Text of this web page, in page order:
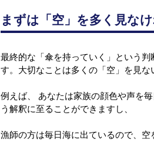
まずは「空」を多く見な
最終的な「傘を持っていく」という
す。 大切なことは多くの「空」を見な
例えば、 あなたは家族の顔色や声を
う解釈に至ることができますし、
漁師の方は毎日海に出ているので、空